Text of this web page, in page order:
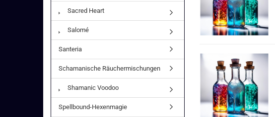
Sacred Heart
Salomé
Santeria
Schamanische Räuchermischungen
Shamanic Voodoo
Spellbound-Hexenmagie